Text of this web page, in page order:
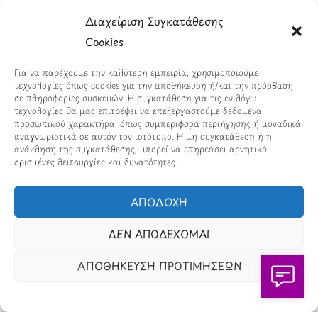
Διαχείριση Συγκατάθεσης
Cookies
Για να παρέχουμε την καλύτερη εμπειρία, χρησιμοποιούμε
τεχνολογίες όπως cookies για την αποθήκευση ή/και την πρόσβαση
σε πληροφορίες συσκευών. Η συγκατάθεση για τις εν λόγω
τεχνολογίες θα μας επιτρέψει να επεξεργαστούμε δεδομένα
προσωπικού χαρακτήρα, όπως συμπεριφορά περιήγησης ή μοναδικά
αναγνωριστικά σε αυτόν τον ιστότοπο. Η μη συγκατάθεση ή η
ανάκληση της συγκατάθεσης, μπορεί να επηρεάσει αρνητικά
ορισμένες λειτουργίες και δυνατότητες.
ΑΠΟΔΟΧΗ
ΔΕΝ ΑΠΟΔΕΧΟΜΑΙ
ΑΠΟΘΗΚΕΥΣΗ ΠΡΟΤΙΜΗΣΕΩΝ
Προϊόντα Φιλικά προς το Περιβάλλον
Πολιτική Εκπτώσεων και Προσφορών
Όροι Affiliate Συνδέσμων & Προωθητικού Υλικού
Πολιτική Διαφημιστικής Διαφάνειας
Όροι Προγράμματος Επιβράβευσης